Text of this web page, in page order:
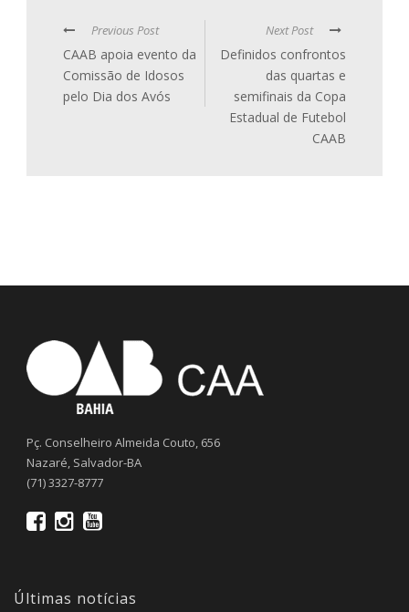
Previous Post
CAAB apoia evento da
Comissão de Idosos
pelo Dia dos Avós
Next Post
Definidos confrontos
das quartas e
semifinais da Copa
Estadual de Futebol
CAAB
Pç. Conselheiro Almeida Couto, 656
Nazaré, Salvador-BA
(71) 3327-8777
Últimas notícias